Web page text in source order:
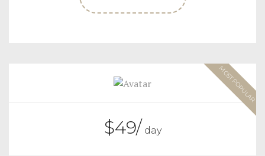
MOST POPULAR
$49/ day